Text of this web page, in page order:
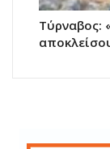
Τύρναβος: